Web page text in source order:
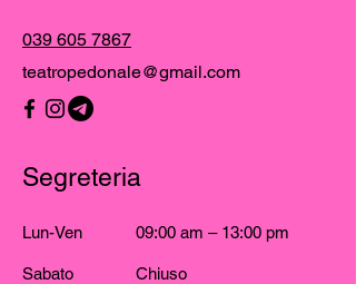
039 605 7867
teatropedonale@gmail.com
Segreteria
Lun-Ven 09:00 am – 13:00 pm
Sabato Chiuso